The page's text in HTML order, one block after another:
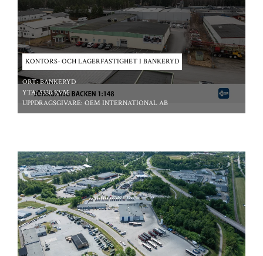
KONTORS- OCH LAGERFASTIGHET I BANKERYD
ORT:BANKERYD
YTA:5330 KVM
UPPDRAGSGIVARE: OEM INTERNATIONAL AB
*/ ?>